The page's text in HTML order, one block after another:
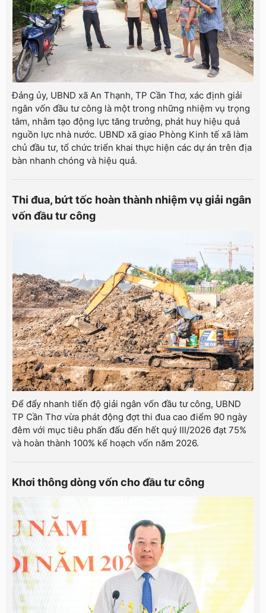
Đảng ủy, UBND xã An Thạnh, TP Cần Thơ, xác định giải
ngân vốn đầu tư công là một trong những nhiệm vụ trọng
tâm, nhằm tạo động lực tăng trưởng, phát huy hiệu quả
nguồn lực nhà nước. UBND xã giao Phòng Kinh tế xã làm
chủ đầu tư, tổ chức triển khai thực hiện các dự án trên địa
bàn nhanh chóng và hiệu quả.
Thi đua, bứt tốc hoàn thành nhiệm vụ giải ngân
vốn đầu tư công
Để đẩy nhanh tiến độ giải ngân vốn đầu tư công, UBND
TP Cần Thơ vừa phát động đợt thi đua cao điểm 90 ngày
đêm với mục tiêu phấn đấu đến hết quý III/2026 đạt 75%
và hoàn thành 100% kế hoạch vốn năm 2026.
Khơi thông dòng vốn cho đầu tư công